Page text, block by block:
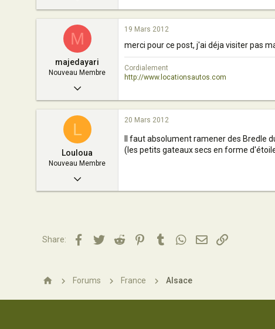
4
France
M
majedayari
Nouveau Membre
19 Mars 2012
2
Tunisie
19 Mars 2012
merci pour ce post, j'ai déja visiter pas
Cordialement
http://www.locationsautos.com
L
Louloua
Nouveau Membre
20 Mars 2012
2
Vannes
20 Mars 2012
Il faut absolument ramener des Bredle
(les petits gateaux secs en forme
Share: Facebook
TwitterReddit PinterestTumblrWhatsApp
EmailLien
Forums France Alsace